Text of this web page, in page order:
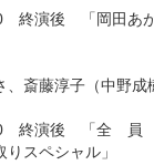
終演後 「岡田
、斎藤淳子（中野成
終演後 「全
スペシャル」